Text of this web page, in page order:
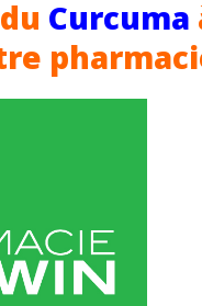
Curcuma